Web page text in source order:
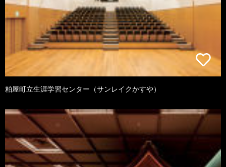
粕屋町立生涯学習センター（サンレイクかすや）